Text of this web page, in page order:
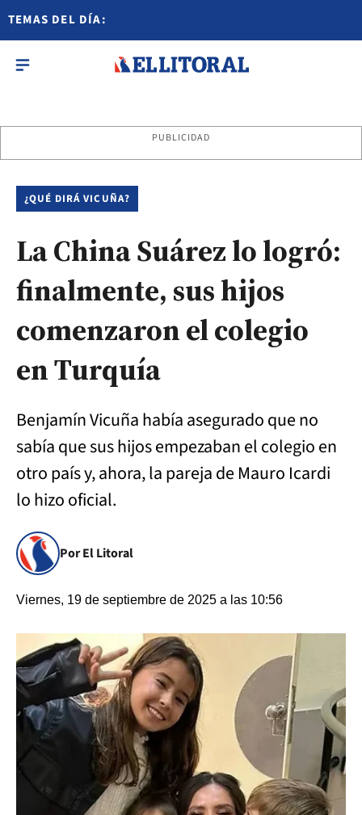
TEMAS DEL DÍA:
PUBLICIDAD
¿QUÉ DIRÁ VICUÑA?
La China Suárez lo logró:
finalmente, sus hijos
comenzaron el colegio
en Turquía
Benjamín Vicuña había asegurado que no
sabía que sus hijos empezaban el colegio en
otro país y, ahora, la pareja de Mauro Icardi
lo hizo oficial.
Por El Litoral
Viernes, 19 de septiembre de 2025 a las 10:56